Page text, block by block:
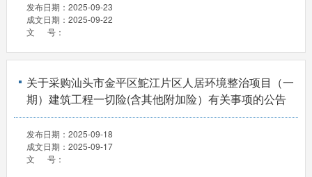
发布日期： 2025-09-23
成文日期： 2025-09-22
文 号：
关于采购汕头市金平区鮀江片区人居环境整治项目（一
期）建筑工程一切险(含其他附加险）有关事项的公告
发布日期： 2025-09-18
成文日期： 2025-09-17
文 号：